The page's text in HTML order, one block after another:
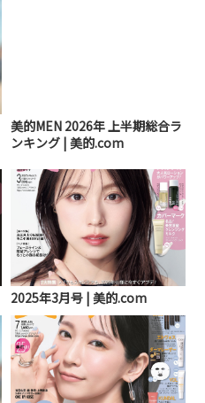
美的MEN 2026年 上半期総合ラ
ンキング | 美的.com
2025年3月号 | 美的.com